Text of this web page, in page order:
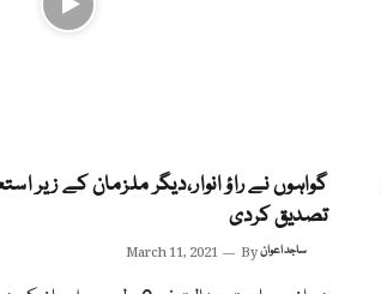
گواہوں نے راؤ انوار،دیگر ملزمان کے زیر
تصدیق کردی
March 11, 2021 Byساجد اعوان